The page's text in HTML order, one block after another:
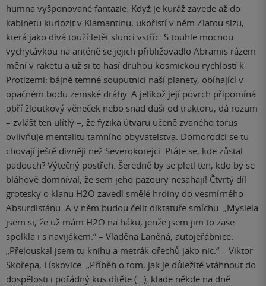
humna vyšponované fantazie. Když je kuráž zavede až do
kabinetu kuriozit v Klamantinu, ukořistí v něm Zlatou slzu,
která jako divá touží letět slunci vstříc. S touhle mocnou
vychytávkou na anténě se jejich přibližovadlo Abramis rázem
mění v raketu a už si to hasí druhou kosmickou rychlostí k
Protizemi: bájné temné souputnici naší planety, obíhající v
opačném bodu zemské dráhy. A jelikož její povrch připomíná
obří žloutkový věneček nebo snad duši od traktoru, dá rozum
– zvlášť ten ulítlý –, že fyzika útvaru učeně zvaného torus
ovlivňuje mentalitu tamního obyvatelstva. Domorodci se tu
chovají ještě divněji než Severokorejci. Ptáte se, kde zůstal
padouch? Výtečný postřeh. Šeredně by se pletl ten, kdo by se
bláhově domníval, že sem jeho pazoury nesahají! Čtvrtý díl
grotesky o klanu H2O zavedl smělé hrdiny do vesmírného
Absurdistánu. A v něm budou čelit diktatuře smíchu. „Myslela
jsem si, že už mám H2O na háku, jenže jsem jim to zase
spolkla i s navijákem.“ – Vladěna Laněná, autojeřábnice.
„Přelouskal jsem tu knihu a metrák ořechů jako nic.“ – Viktor
Skořepa, Lískovice. „Příběh o tom, jak je důležité vtáhnout do
dospělosti i pořádný kus dítěte (…), klade někde na dně